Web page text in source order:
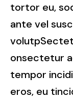
tortor eu,
ante vel
onsectetur
tempor
eros, eu